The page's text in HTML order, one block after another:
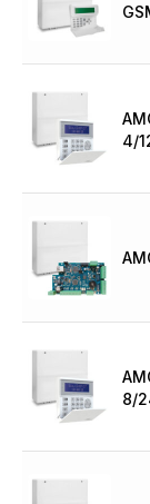
4/
8/